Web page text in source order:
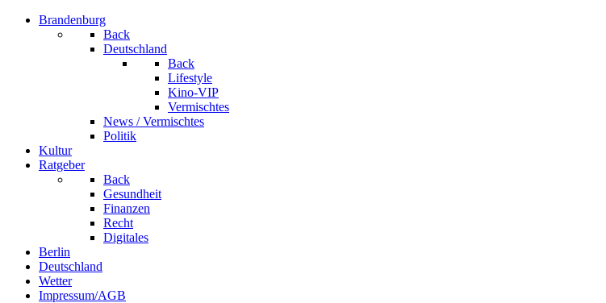
Brandenburg
Back
Deutschland
Back
Lifestyle
Kino-VIP
Vermischtes
News / Vermischtes
Politik
Kultur
Ratgeber
Back
Gesundheit
Finanzen
Recht
Digitales
Berlin
Deutschland
Wetter
Impressum/AGB